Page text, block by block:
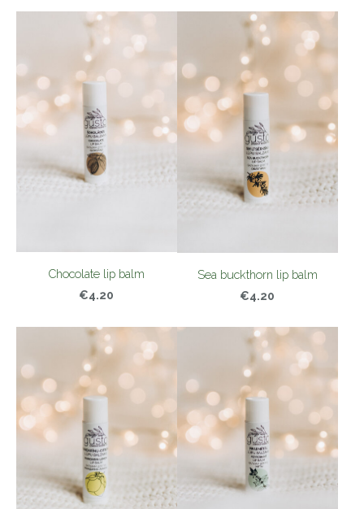
Chocolate lip balm
€4.20
Sea buckthorn lip balm
€4.20